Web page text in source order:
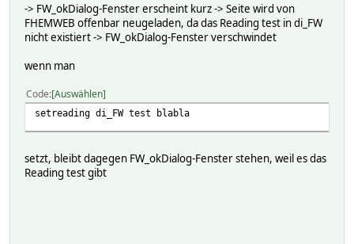
-> FW_okDialog-Fenster erscheint kurz -> Seite wird von
FHEMWEB offenbar neugeladen, da das Reading test in di_FW
nicht existiert -> FW_okDialog-Fenster verschwindet
wenn man
Code Auswählen
setreading di_FW test blabla
setzt, bleibt dagegen FW_okDialog-Fenster stehen, weil es das
Reading test gibt